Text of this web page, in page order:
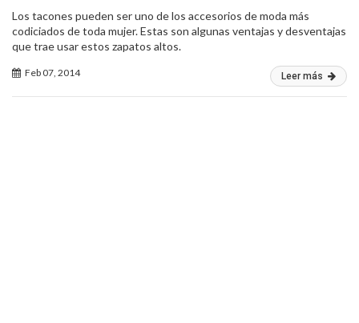
Los tacones pueden ser uno de los accesorios de moda más
codiciados de toda mujer. Estas son algunas ventajas y desventajas
que trae usar estos zapatos altos.
Feb 07, 2014 Leer más